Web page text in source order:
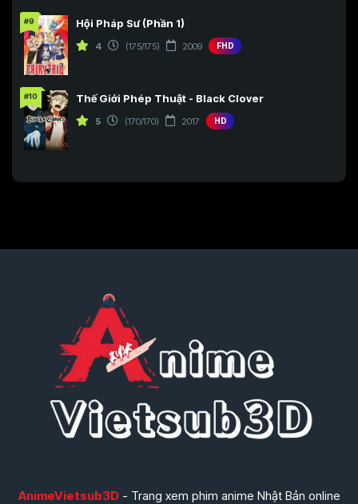
#9 Hội Pháp Sư (Phần 1)
4 (175/175) 2009 FHD
#10 Thế Giới Phép Thuật - Black Clover
5 (170/170) 2017 HD
AnimeVietsub3D- Trang xem phim anime Nhật Bản online